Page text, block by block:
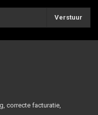
Verstuur
correcte facturatie,